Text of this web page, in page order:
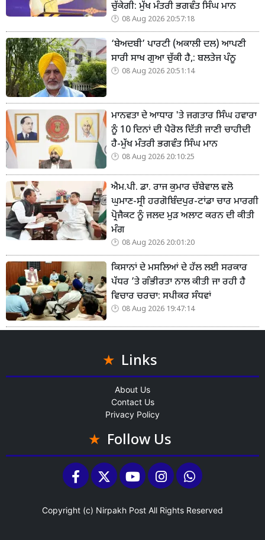
ਚੁੱਕੇਗੀ: ਮੁੱਖ ਮੰਤਰੀ ਭਗਵੰਤ ਸਿੰਘ ਮਾਨ
08 Aug 2026 20:57:18
‘ਬੇਅਦਬੀ’ ਪਾਰਟੀ (ਅਕਾਲੀ ਦਲ) ਆਪਣੀ
ਸਾਰੀ ਸਾਖ ਗੁਆ ਚੁੱਕੀ ਹੈ,: ਬਲਤੇਜ ਪੰਨੂ
08 Aug 2026 20:51:14
ਮਾਨਵਤਾ ਦੇ ਆਧਾਰ 'ਤੇ ਜਗਤਾਰ ਸਿੰਘ ਹਵਾਰਾ
ਨੂੰ 10 ਦਿਨਾਂ ਦੀ ਪੈਰੋਲ ਦਿੱਤੀ ਜਾਣੀ ਚਾਹੀਦੀ
ਹੈ-ਮੁੱਖ ਮੰਤਰੀ ਭਗਵੰਤ ਸਿੰਘ ਮਾਨ
08 Aug 2026 20:10:25
ਐਮ.ਪੀ. ਡਾ. ਰਾਜ ਕੁਮਾਰ ਚੱਬੇਵਾਲ ਵਲੋ
ਘੁਮਾਣ-ਸ੍ਰੀ ਹਰਗੋਬਿੰਦਪੁਰ-ਟਾਂਡਾ ਚਾਰ ਮਾਰਗੀ
ਪ੍ਰੋਜੈਕਟ ਨੂੰ ਜਲਦ ਮੁੜ ਅਲਾਟ ਕਰਨ ਦੀ ਕੀਤੀ
ਮੰਗ
08 Aug 2026 20:01:20
ਕਿਸਾਨਾਂ ਦੇ ਮਸਲਿਆਂ ਦੇ ਹੱਲ ਲਈ ਸਰਕਾਰ
ਪੱਧਰ ’ਤੇ ਗੰਭੀਰਤਾ ਨਾਲ ਕੀਤੀ ਜਾ ਰਹੀ ਹੈ
ਵਿਚਾਰ ਚਰਚਾ: ਸਪੀਕਰ ਸੰਧਵਾਂ
08 Aug 2026 19:47:14
Links
About Us
Contact Us
Privacy Policy
Follow Us
Copyright (c) Nirpakh Post All Rights Reserved